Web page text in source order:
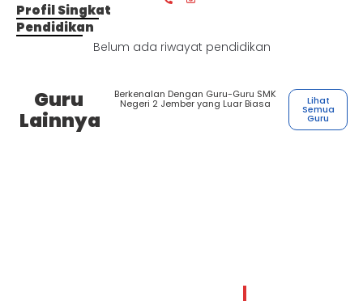
Profil Singkat
Pendidikan
Belum ada riwayat pendidikan
Guru
Lainnya
Berkenalan Dengan Guru-Guru SMK
Negeri 2 Jember yang Luar Biasa Lihat
Semua
Guru